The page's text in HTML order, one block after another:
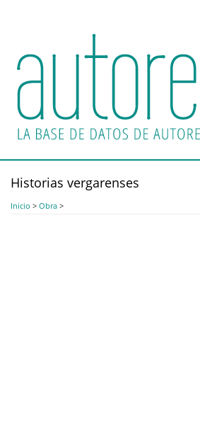
principal
Historias vergarenses
Inicio > Obra >